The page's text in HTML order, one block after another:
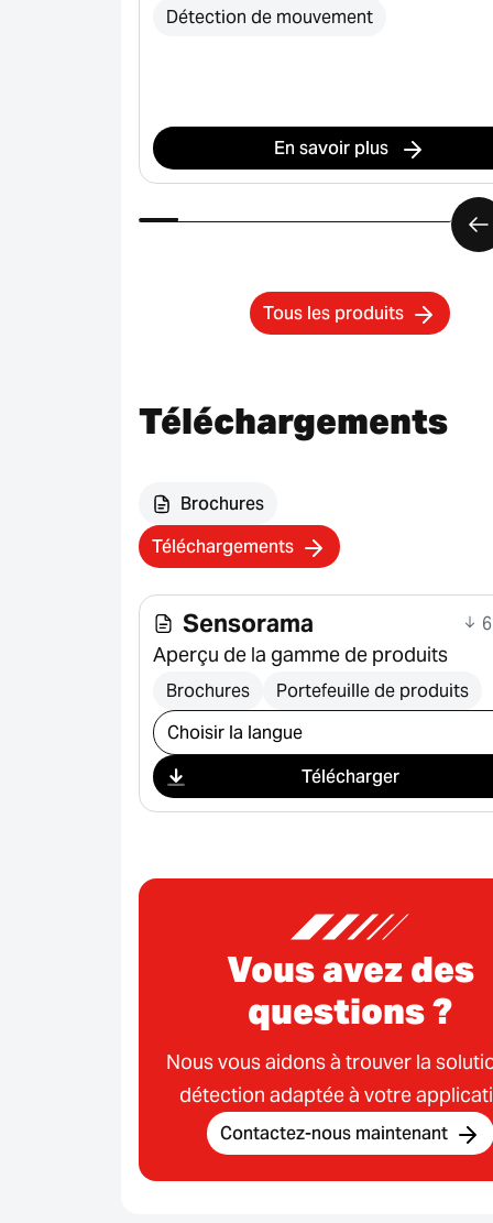
Détection de mouvement
En savoir plus
Tous les produits
Téléchargements
Brochures
Téléchargements
Sensorama
Aperçu de la gamme de produits
Brochures Portefeuille de produits
Sélectionner le téléchargement
Télécharger
Vous avez des
questions ?
Nous vous aidons à trouver la
détection adaptée à votre
Contactez-nous maintenant